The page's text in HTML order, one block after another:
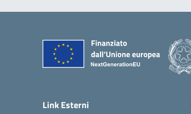
Link Esterni